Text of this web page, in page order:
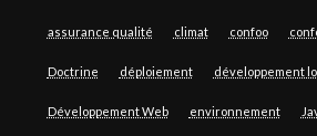
assurance qualité climat confoo
Doctrine déploiement développement
Développement Web environnement